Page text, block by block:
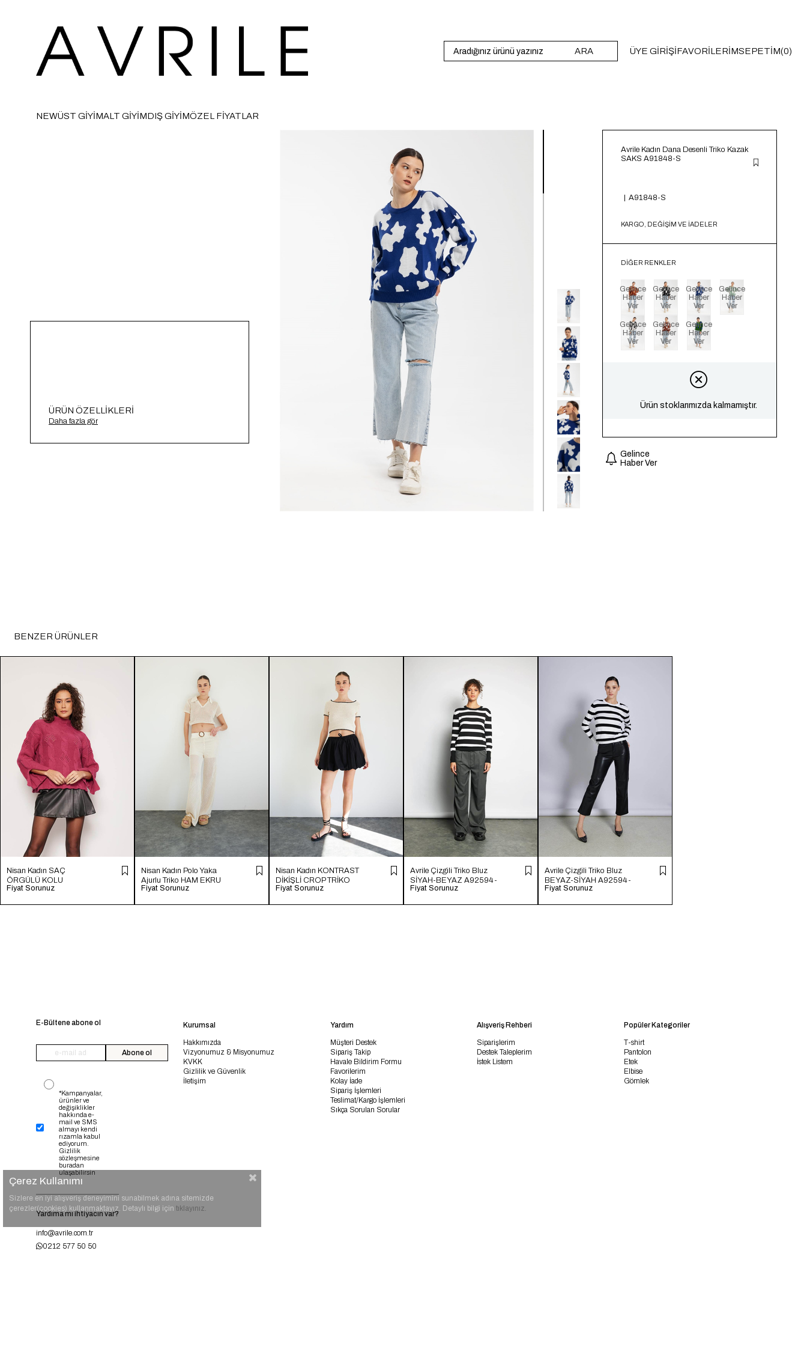
ARA ÜYE GIRIŞIFAVORILERIMSEPETIM 0
NEWÜST GİYİMALT GİYİMDIŞ GİYİMÖZEL FİYATLAR
ÜRÜN ÖZELLIKLERI
Dana Desenli Triko Kazak A91848-S
Daha fazla gör
Avrile Kadın Dana Desenli Triko Kazak
SAKS A91848-S
A91848-S
KARGO, DEĞİŞİM VE İADELER
DIĞER RENKLER
Gelince
Haber
Ver
Gelince
Haber
Ver
Gelince
Haber
Ver
Gelince
Haber
Ver
Gelince
Haber
Ver
Gelince
Haber
Ver
Gelince
Haber
Ver
Ürün stoklarımızda kalmamıştır.
Gelince
Haber Ver
BENZER ÜRÜNLER
Nisan Kadın SAÇ
ÖRGÜLÜ KOLU
YIRTMAÇLI TRİKO
Fiyat Sorunuz
Nisan Kadın Polo Yaka
Ajurlu Triko HAM EKRU
TT4246-Z
Fiyat Sorunuz
Nisan Kadın KONTRAST
DİKİŞLİ CROP TRİKO
HAM EKRU TT4231-Z
Fiyat Sorunuz
Avrile Çizgili Triko Bluz
SİYAH-BEYAZ A92594-
S
Fiyat Sorunuz
Avrile Çizgili Triko Bluz
BEYAZ-SİYAH A92594-
S
Fiyat Sorunuz
E-Bültene abone ol
Abone ol
*Kampanyalar,
ürünler ve
değişiklikler
hakkında e-
mail ve SMS
almayı kendi
rızamla kabul
ediyorum.
Gizlilik
sözleşmesine
buradan
ulaşabilirsin
Yardıma mı ihtiyacın var?
info@avrile.com.tr
0212 577 50 50
Kurumsal
Hakkımızda
Vizyonumuz & Misyonumuz
KVKK
Gizlilik ve Güvenlik
İletişim
Yardım
Müşteri Destek
Sipariş Takip
Havale Bildirim Formu
Favorilerim
Kolay İade
Sipariş İşlemleri
Teslimat/Kargo İşlemleri
Sıkça Sorulan Sorular
Alışveriş Rehberi
Siparişlerim
Destek Taleplerim
İstek Listem
Popüler Kategoriler
T-shirt
Pantolon
Etek
Elbise
Gömlek
Çerez Kullanımı
Sizlere en iyi alışveriş deneyimini sunabilmek adına sitemizde
çerezler(cookies) kullanmaktayız. Detaylı bilgi için tıklayınız.